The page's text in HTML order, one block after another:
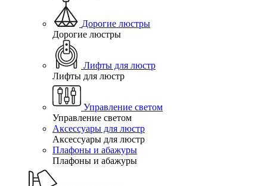
Дорогие люстры
Дорогие люстры
Лифты для люстр
Лифты для люстр
Управление светом
Управление светом
Аксессуары для люстр
Аксессуары для люстр
Плафоны и абажуры
Плафоны и абажуры